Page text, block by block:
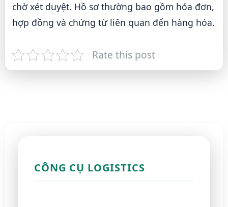
chờ xét duyệt. Hồ sơ thường bao gồm hóa đơn,
hợp đồng và chứng từ liên quan đến hàng hóa.
Rate this post
CÔNG CỤ LOGISTICS